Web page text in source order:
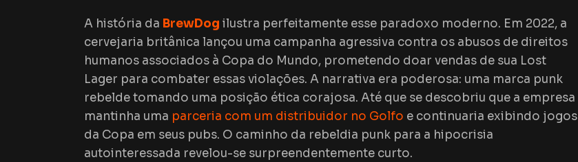
A história da BrewDog ilustra perfeitamente esse paradoxo moderno. Em 2022, a
cervejaria britânica lançou uma campanha agressiva contra os abusos de direitos
humanos associados à Copa do Mundo, prometendo doar vendas de sua Lost
Lager para combater essas violações. A narrativa era poderosa: uma marca punk
rebelde tomando uma posição ética corajosa. Até que se descobriu que a empresa
mantinha uma parceria com um distribuidor no Golfo e continuaria exibindo jogos
da Copa em seus pubs. O caminho da rebeldia punk para a hipocrisia
autointeressada revelou-se surpreendentemente curto.